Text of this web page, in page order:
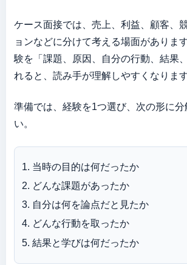
ケース面接では、売上、利益、顧客、
ョンなどに分けて考える場面がありま
験を「課題、原因、自分の行動、結果
れると、読み手が理解しやすくなります
準備では、経験を1つ選び、次の形に分
い。
当時の目的は何だったか
どんな課題があったか
自分は何を論点だと見たか
どんな行動を取ったか
結果と学びは何だったか